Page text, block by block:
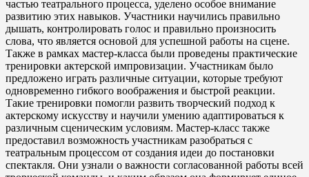
частью театрального процесса, уделено особое внимание
развитию этих навыков. Участники научились правильно
дышать, контролировать голос и правильно произносить
слова, что является основой для успешной работы на сцене.
Также в рамках мастер-класса были проведены практические
тренировки актерской импровизации. Участникам было
предложено играть различные ситуации, которые требуют
одновременно гибкого воображения и быстрой реакции.
Такие тренировки помогли развить творческий подход к
актерскому искусству и научили умению адаптироваться к
различным сценическим условиям. Мастер-класс также
предоставил возможность участникам разобраться с
театральным процессом от создания идеи до постановки
спектакля. Они узнали о важности согласованной работы всей